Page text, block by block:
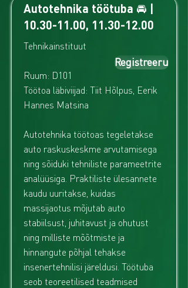
Autotehnika töötuba 🚘 |
10.30-11.00, 11.30-12.00
Tehnikainstituut
Ruum: D101
Töötoa läbiviijad: Tiit Hõlpus, Eerik
Hannes Matsina
Autotehnika töötoas tegeletakse
auto raskuskeskme arvutamisega
ning sõiduki tehniliste parameetrite
analüüsiga. Praktiliste ülesannete
kaudu uuritakse, kuidas
massijaotus mõjutab auto
stabiilsust, juhitavust ja ohutust
ning milliste mõõtmiste ja
hinnangute põhjal tehakse
insenertehnilisi järeldusi. Töötuba
seob teoreetilised teadmised
Registreeru